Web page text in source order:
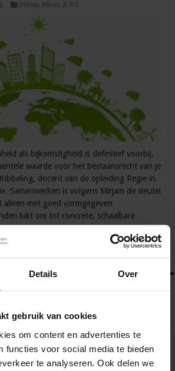
Details Over
gebruik van cookies
om content en advertenties te
functies voor social media te bieden
te analyseren. Ook delen we
Milieu, Milieu & RO
als bijkomstigheid is definitief voorbij.
waarde voor het bestaansrecht van je
docent van de opleiding Regie in
Samenwerken is volgens Mirjam de sleutel
alleen met goed vormgegeven
lukt om tot concrete, schaalbare
De opleiding Regie in …